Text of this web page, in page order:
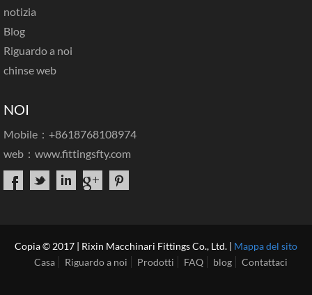
notizia
Blog
Riguardo a noi
chinse web
NOI
Mobile：+8618768108974
web： www.fittingsfty.com
Copia © 2017 | Rixin Macchinari Fittings Co., Ltd. | Mappa del sito
Casa
Riguardo a noi Prodotti FAQ blog Contattaci